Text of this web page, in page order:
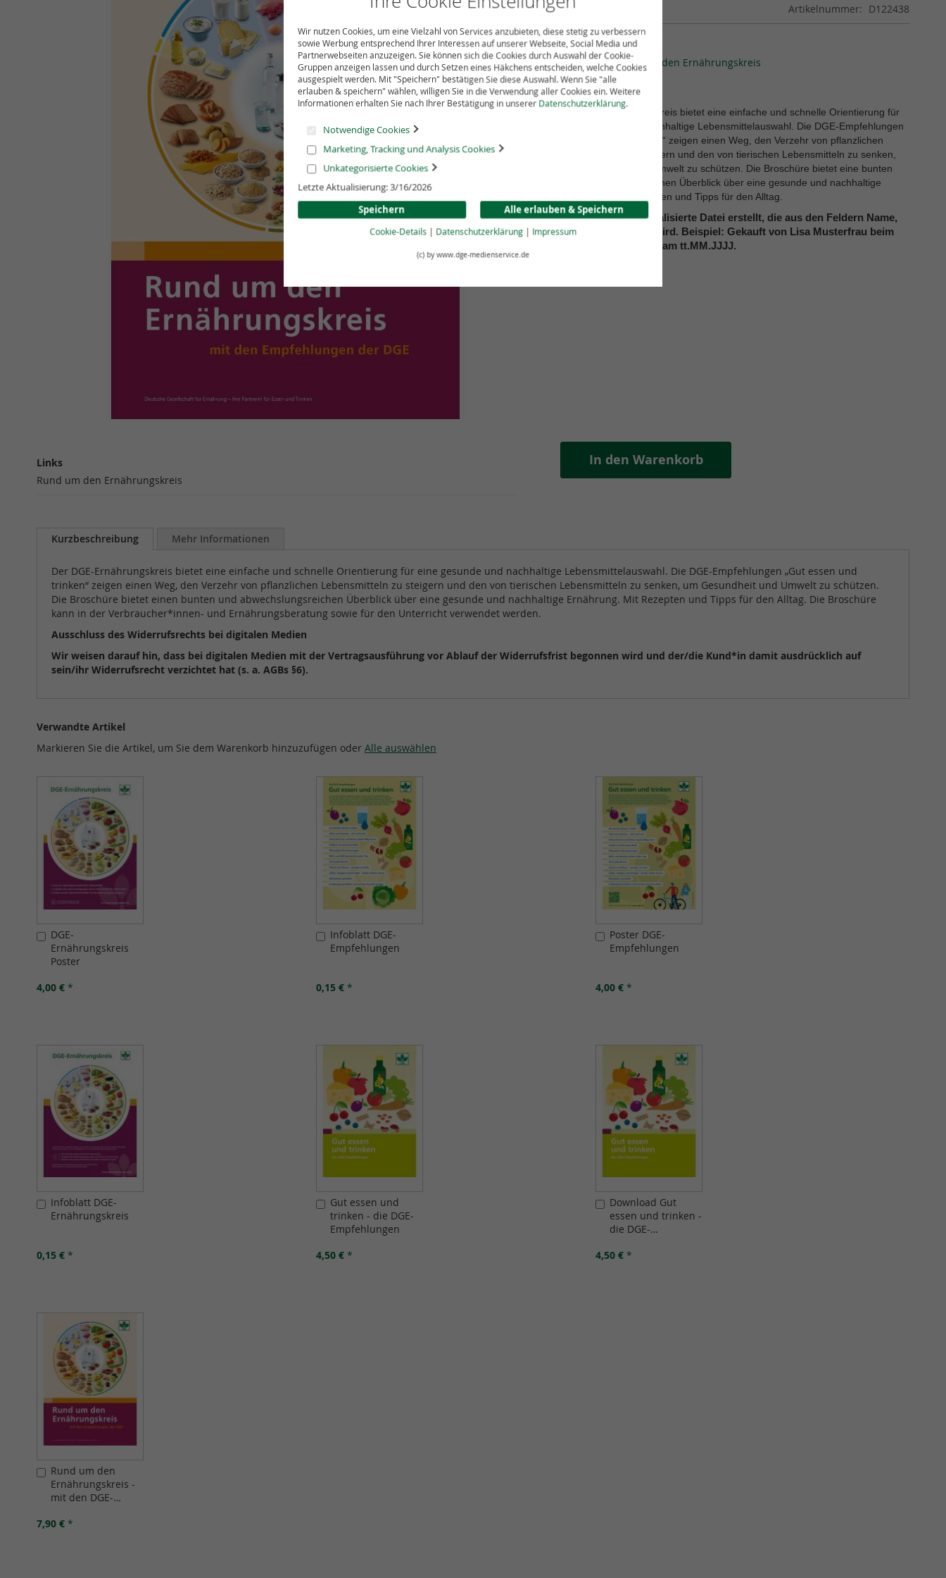
der
springen
Artikelnummer
D122438
Samples
Leseprobe: Rund um den Ernährungskreis
Download
Der DGE-Ernährungskreis bietet eine einfache und schnelle Orientierung für
eine gesunde und nachhaltige Lebensmittelauswahl. Die DGE-Empfehlungen
„Gut essen und trinken“ zeigen einen Weg, den Verzehr von pflanzlichen
Lebensmitteln zu steigern und den von tierischen Lebensmitteln zu senken,
um Gesundheit und Umwelt zu schützen. Die Broschüre bietet eine bunten
und abwechslungsreichen Überblick über eine gesunde und nachhaltige
Ernährung. Mit Rezpeten und Tipps für den Alltag.
Es wird eine personalisierte Datei erstellt, die aus den Feldern Name,
Vorname generiert wird. Beispiel: Gekauft von Lisa Musterfrau beim
DGE-MedienService am tt.MM.JJJJ.
Links
Rund um den Ernährungskreis
In den Warenkorb
Kurzbeschreibung Mehr Informationen
Der DGE-Ernährungskreis bietet eine einfache und schnelle Orientierung für eine gesunde und nachhaltige Lebensmittelauswahl. Die DGE-Empfehlungen „Gut essen und
trinken“ zeigen einen Weg, den Verzehr von pflanzlichen Lebensmitteln zu steigern und den von tierischen Lebensmitteln zu senken, um Gesundheit und Umwelt zu schützen.
Die Broschüre bietet einen bunten und abwechslungsreichen Überblick über eine gesunde und nachhaltige Ernährung. Mit Rezepten und Tipps für den Alltag. Die Broschüre
kann in der Verbraucher*innen- und Ernährungsberatung sowie für den Unterricht verwendet werden.
Ausschluss des Widerrufsrechts bei digitalen Medien
Wir weisen darauf hin, dass bei digitalen Medien mit der Vertragsausführung vor Ablauf der Widerrufsfrist begonnen wird und der/die Kund*in damit ausdrücklich auf
sein/ihr Widerrufsrecht verzichtet hat (s. a. AGBs §6).
Verwandte Artikel
Markieren Sie die Artikel, um Sie dem Warenkorb hinzuzufügen oder Alle auswählen
In
den
Warenkorb
DGE-
Ernährungskreis
Poster
4,00 € *
In
den
Infoblatt DGE-
Empfehlungen
0,15 € *
In
den
Poster DGE-
Empfehlungen
4,00 € *
In
den
Infoblatt DGE-
Ernährungskreis
0,15 € *
In
den
Warenkorb
Gut essen und
trinken - die DGE-
Empfehlungen
4,50 € *
In
den
Warenkorb
Download Gut
essen und trinken -
die DGE-
4,50 € *
In
den
Warenkorb
Rund um den
Ernährungskreis -
mit den DGE-
7,90 € *
Wir nutzen Cookies, um eine Vielzahl von Services anzubieten, diese stetig zu verbessern
sowie Werbung entsprechend Ihrer Interessen auf unserer Webseite, Social Media und
Partnerwebseiten anzuzeigen. Sie können sich die Cookies durch Auswahl der Cookie-
Gruppen anzeigen lassen und durch Setzen eines Häkchens entscheiden, welche Cookies
ausgespielt werden. Mit "Speichern" bestätigen Sie diese Auswahl. Wenn Sie "alle
erlauben & speichern" wählen, willigen Sie in die Verwendung aller Cookies ein. Weitere
Informationen erhalten Sie nach Ihrer Bestätigung in unserer Datenschutzerklärung.
Notwendige Cookies
Marketing, Tracking und Analysis Cookies
Unkategorisierte Cookies
Letzte Aktualisierung: 3/16/2026
Speichern
Alle erlauben & Speichern
Cookie-Details | Datenschutzerklärung | Impressum
(c) by www.dge-medienservice.de